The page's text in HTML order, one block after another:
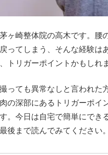
ヶ崎整体院の高木です。腰
ってしまう、そんな経験は
トリガーポイントかもしれま
っても異常なしと言われた
の深部にあるトリガーポイ
。今日は自宅で簡単にでき
後まで読んでみてください。